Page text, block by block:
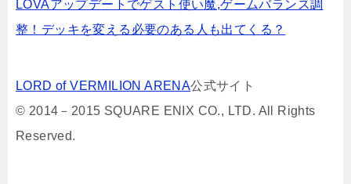
LOVAアップデートでゲスト使い魔,ゲームバランス調
整！デッキを変える必要のある人も出てくる？
LORD of VERMILION ARENA公式サイト
© 2014－2015 SQUARE ENIX CO., LTD. All Rights
Reserved.